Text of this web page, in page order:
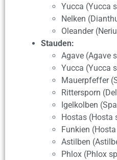
Yucca (Yucca
Nelken
Oleander
Stauden:
Agave (Agave
Yucca (Yucca
Mauerpfeffer
Rittersporn
Igelkolben
Hostas (Hosta
Funkien
Astilben
Phlox (Phlox